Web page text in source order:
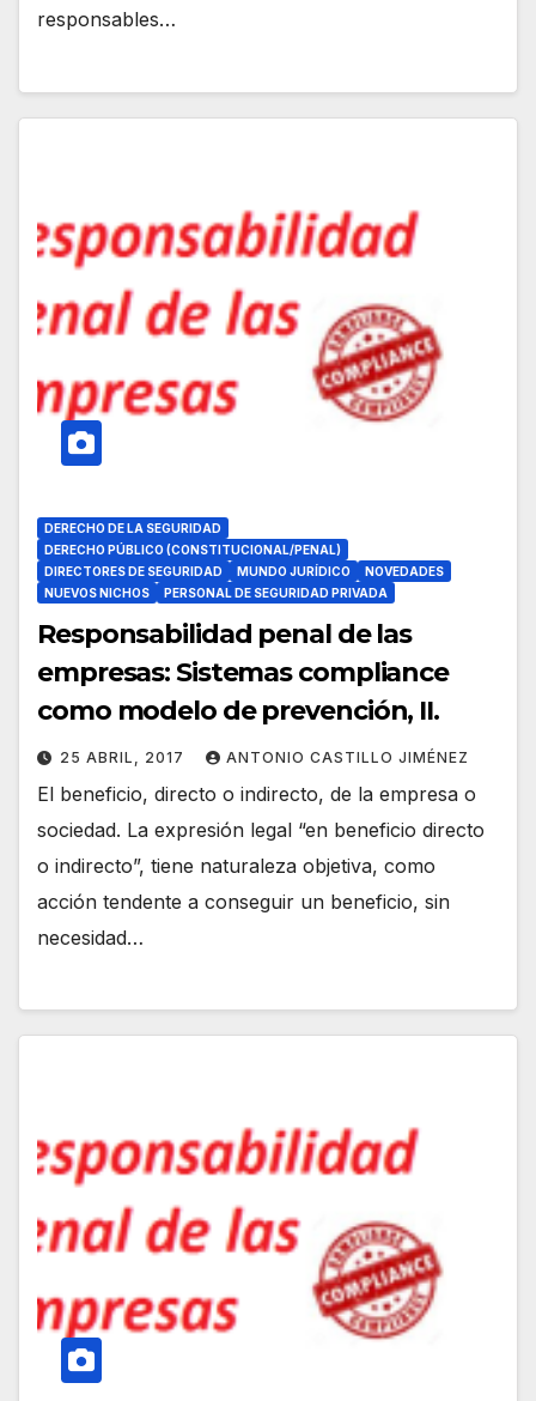
responsables…
DERECHO DE LA SEGURIDAD
DERECHO PÚBLICO (CONSTITUCIONAL/PENAL)
DIRECTORES DE SEGURIDAD
MUNDO JURÍDICO
NOVEDADES
NUEVOS NICHOS
PERSONAL DE SEGURIDAD PRIVADA
Responsabilidad penal de las
empresas: Sistemas compliance
como modelo de prevención, II.
25 ABRIL, 2017 ANTONIO CASTILLO JIMÉNEZ
El beneficio, directo o indirecto, de la empresa o
sociedad. La expresión legal “en beneficio directo
o indirecto”, tiene naturaleza objetiva, como
acción tendente a conseguir un beneficio, sin
necesidad…